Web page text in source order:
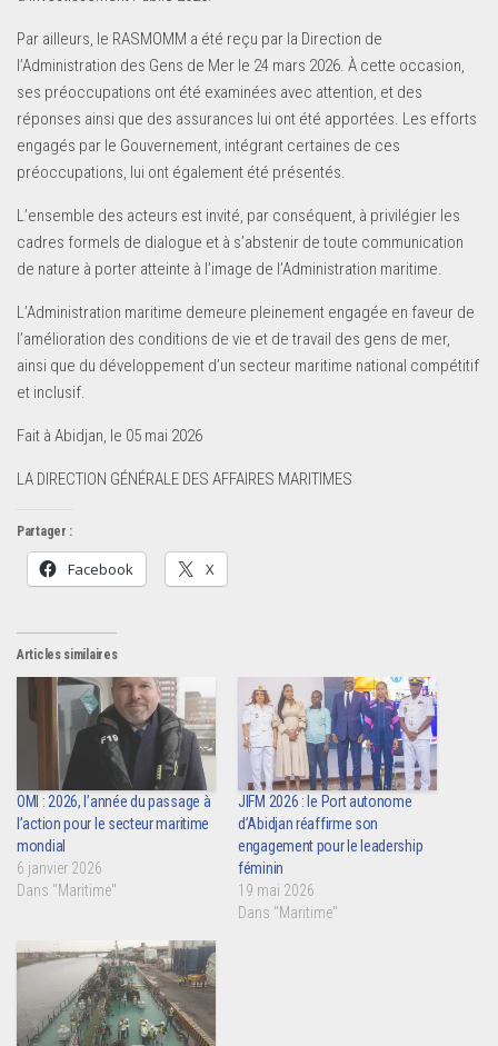
Par ailleurs, le RASMOMM a été reçu par la Direction de
l’Administration des Gens de Mer le 24 mars 2026. À cette occasion,
ses préoccupations ont été examinées avec attention, et des
réponses ainsi que des assurances lui ont été apportées. Les efforts
engagés par le Gouvernement, intégrant certaines de ces
préoccupations, lui ont également été présentés.
L’ensemble des acteurs est invité, par conséquent, à privilégier les
cadres formels de dialogue et à s’abstenir de toute communication
de nature à porter atteinte à l’image de l’Administration maritime.
L’Administration maritime demeure pleinement engagée en faveur de
l’amélioration des conditions de vie et de travail des gens de mer,
ainsi que du développement d’un secteur maritime national compétitif
et inclusif.
Fait à Abidjan, le 05 mai 2026
LA DIRECTION GÉNÉRALE DES AFFAIRES MARITIMES
Partager :
Facebook X
Articles similaires
OMI : 2026, l’année du passage à
l’action pour le secteur maritime
mondial
6 janvier 2026
Dans "Maritime"
JIFM 2026 : le Port autonome
d’Abidjan réaffirme son
engagement pour le leadership
féminin
19 mai 2026
Dans "Maritime"